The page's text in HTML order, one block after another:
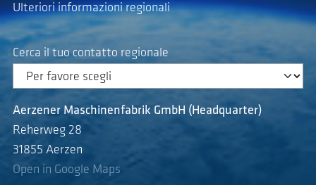
Ulteriori informazioni regionali
Cerca il tuo contatto regionale
Aerzener Maschinenfabrik GmbH (Headquarter)
Reherweg 28
31855 Aerzen
Open in Google Maps